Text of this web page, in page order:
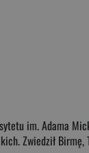
im. Adama
Zwiedził Birmę,